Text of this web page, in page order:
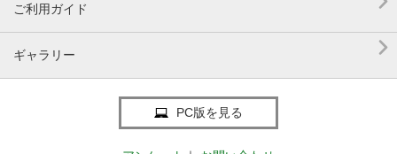
ご利用ガイド
ギャラリー 
PC版を見る